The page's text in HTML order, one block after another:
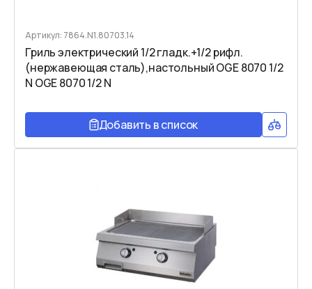
Артикул: 7864.N1.80703.14
Гриль электрический 1/2 гладк.+1/2 рифл.
(нержавеющая сталь),настольный OGE 8070 1/2
N OGE 8070 1/2 N
Добавить в список